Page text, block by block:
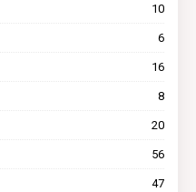
10
6
16
8
20
56
47